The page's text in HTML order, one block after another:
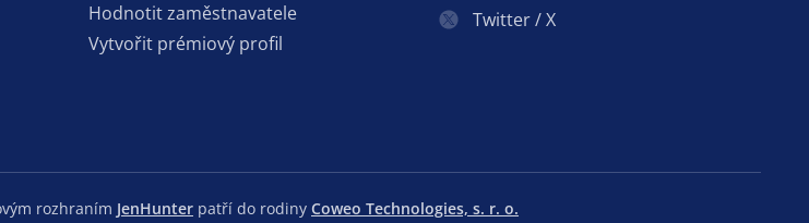
Hodnotit zaměstnavatele
Vytvořit prémiový profil
Twitter / X
rozhraním JenHunter patří do rodiny Coweo Technologies, s. r. o.